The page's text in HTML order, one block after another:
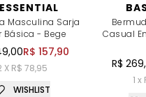
Masculina Sarja
Básica - Bege
R$ 157,90
X R$ 78,95
WISHLIST
Casual
R$
1 x